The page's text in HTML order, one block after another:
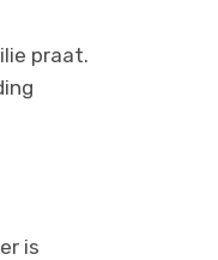
praat.
is